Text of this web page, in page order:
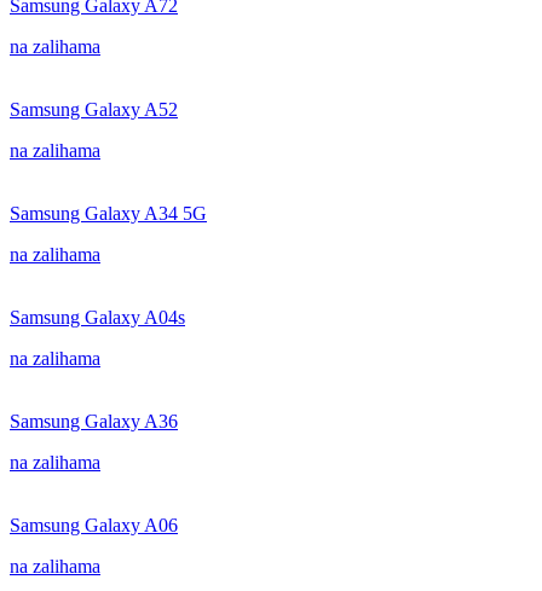
Samsung Galaxy A72
na zalihama
Samsung Galaxy A52
na zalihama
Samsung Galaxy A34 5G
na zalihama
Samsung Galaxy A04s
na zalihama
Samsung Galaxy A36
na zalihama
Samsung Galaxy A06
na zalihama